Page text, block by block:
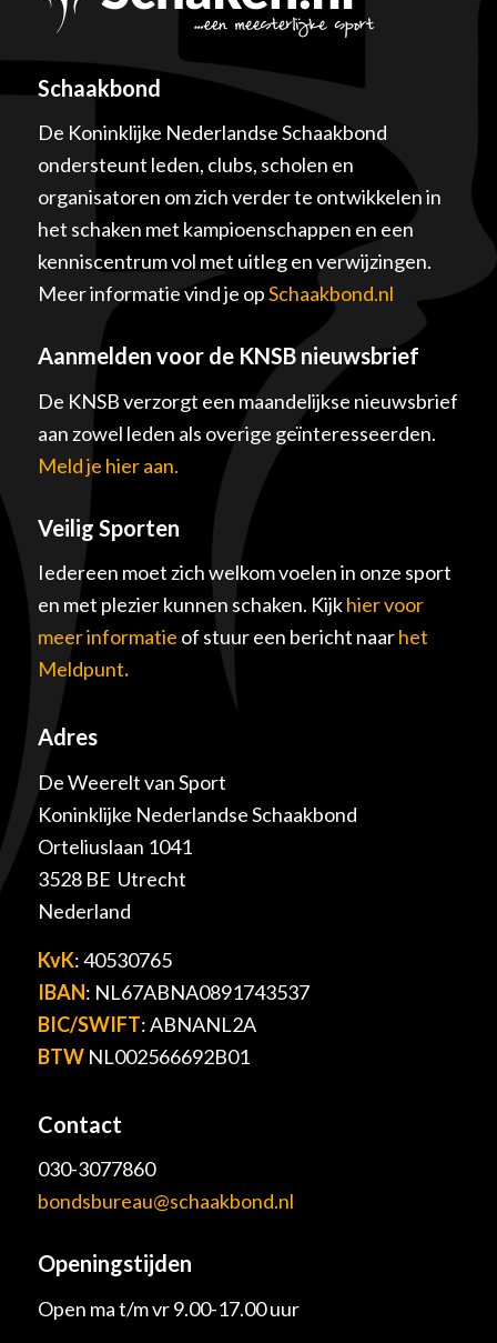
Schaakbond
De Koninklijke Nederlandse Schaakbond
ondersteunt leden, clubs, scholen en
organisatoren om zich verder te ontwikkelen in
het schaken met kampioenschappen en een
kenniscentrum vol met uitleg en verwijzingen.
Meer informatie vind je opSchaakbond.nl
Aanmelden voor de KNSB nieuwsbrief
De KNSB verzorgt een maandelijkse nieuwsbrief
aan zowel leden als overige geïnteresseerden.
Meld je hier aan.
Veilig Sporten
Iedereen moet zich welkom voelen in onze sport
en met plezier kunnen schaken. Kijkhier voor
meer informatie of stuur een bericht naarhet
Meldpunt.
Adres
De Weerelt van Sport
Koninklijke Nederlandse Schaakbond
Orteliuslaan 1041
3528 BE Utrecht
Nederland
KvK: 40530765
IBAN: NL67ABNA0891743537
BIC/SWIFT: ABNANL2A
BTWNL002566692B01
Contact
030-3077860
bondsbureau@schaakbond.nl
Openingstijden
Open ma t/m vr 9.00-17.00 uur